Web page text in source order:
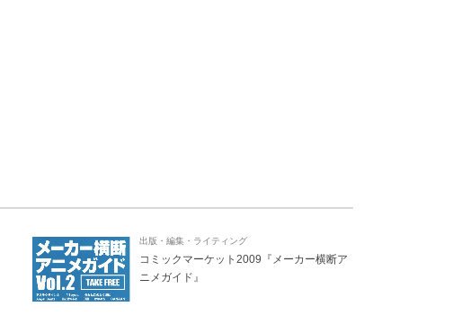
出版・編集・ライティング
コミックマーケット2009『メーカー横断ア
ニメガイド』